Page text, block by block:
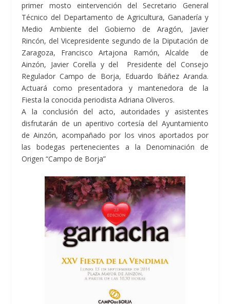
primer mosto eintervención del Secretario General
Técnico del Departamento de Agricultura, Ganadería y
Medio Ambiente del Gobierno de Aragón, Javier
Rincón, del Vicepresidente segundo de la Diputación de
Zaragoza, Francisco Artajona Ramón, Alcalde de
Ainzón, Javier Corella y del Presidente del Consejo
Regulador Campo de Borja, Eduardo Ibáñez Aranda.
Actuará como presentadora y mantenedora de la
Fiesta la conocida periodista Adriana Oliveros.
A la conclusión del acto, autoridades y asistentes
disfrutarán de un aperitivo cortesía del Ayuntamiento
de Ainzón, acompañado por los vinos aportados por
las bodegas pertenecientes a la Denominación de
Origen “Campo de Borja”